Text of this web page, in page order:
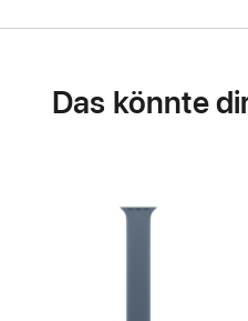
Das könnte